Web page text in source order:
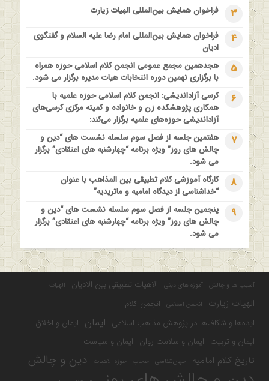
اولین همایش ملی” #زن و #خانواده ؛ کاوش های #وحیانی و
1 سال قبل
معاصر با موضوع: “وحی و نبوت”
3 فراخوان همایش بین‌المللی الهیات زیارت
4
فراخوان همایش بین‌المللی امام رضا علیه السلام و گفتگوی
ادیان
5
هجدهمین مجمع عمومی انجمن کلام اسلامی حوزه همراه
با برگزاری نهمین دوره انتخابات هیات مدیره برگزار می شود.
6
کرسی آزاداندیشی: انجمن کلام اسلامی حوزه علمیه با
همکاری پژوهشکده زن و خانواده و کمیته مرکزی کرسی‌های
آزاداندیشی حوزه‌های علمیه برگزار می‌کند:
7
هفتمین جلسه از فصل سوم سلسله نشست های “دین و
چالش های روز” ویژه برنامه “چهارشنبه های اعتقادی” برگزار
می شود.
8
کارگاه آموزشی کلام تطبیقی بین المذاهب با عنوان
“خداشناسی از دیدگاه امامیه و ماتریدیه”
9
پنجمین جلسه از فصل سوم سلسله نشست های “دین و
چالش های روز” ویژه برنامه “چهارشنبه های اعتقادی” برگزار
می شود.
آسیب ها و چالش آموزه های دینی الاهیات تطبیقی بین الادیان الهیات
الهیات زیارت انجمن اسلامی
انجمن کلام
ایده‌ها و شکاف‌ها در پژوهش مذاهب اسلامی ایمان ایمان و اخلاق
ایمان و تربیت ایمان و سلامت روان ایمان و سیاست
تاریخ کلام امامیه جهان‌شناسی حجاب حوزه الاهیات دین و چالش